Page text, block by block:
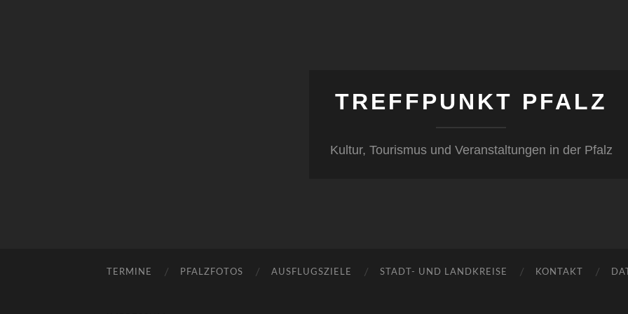
TREFFPUNKT PFALZ
Kultur, Tourismus und Veranstaltungen in der Pfalz
TERMINE PFALZFOTOS AUSFLUGSZIELE STADT- UND LANDKREISE KONTAKT